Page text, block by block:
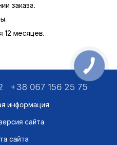
заказа.
12 месяцев.
+38 067 156 25 75
информация
сайта
сайта